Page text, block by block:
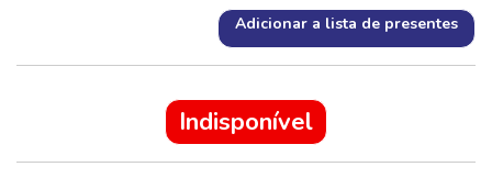
Adicionar a lista de presentes
Indisponível